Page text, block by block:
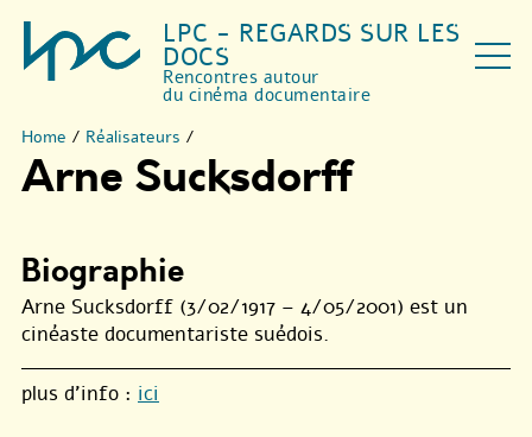
LPC - REGARDS SUR LES
DOCS
Rencontres autour
du cinéma documentaire
Home / Réalisateurs /
Arne Sucksdorff
Biographie
Arne Sucksdorff (3/02/1917 – 4/05/2001) est un
cinéaste documentariste suédois.
plus d’info : ici